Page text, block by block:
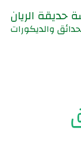
الريان
والديكورات